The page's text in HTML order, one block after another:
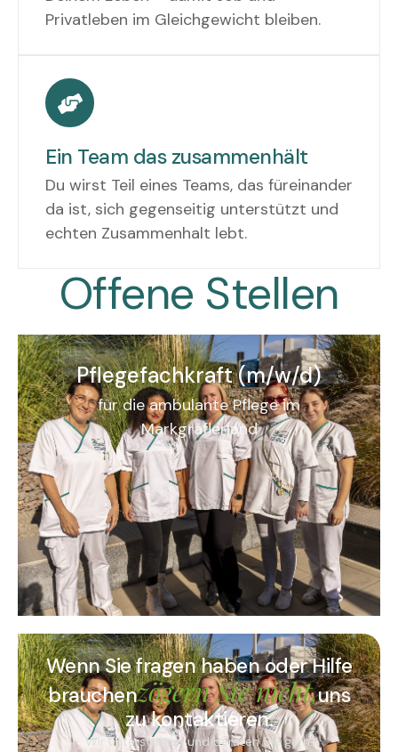
Privatleben im Gleichgewicht bleiben.
Ein Team das zusammenhält
Du wirst Teil eines Teams, das füreinander
da ist, sich gegenseitig unterstützt und
echten Zusammenhalt lebt.
Offene Stellen
Pflegefachkraft (m/w/d)
für die ambulante Pflege im
Markgräflerland
Wenn Sie fragen haben oder Hilfe
brauchenzögern Sie nicht,uns
zu kontaktieren.
Wir unterstützen und beraten Sie gern.